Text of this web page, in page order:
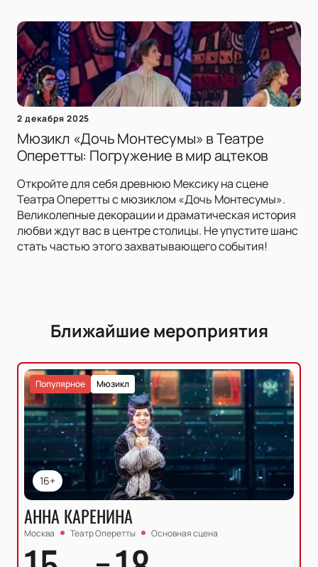
2 декабря 2025
Мюзикл «Дочь Монтесумы» в Театре
Оперетты: Погружение в мир ацтеков
Откройте для себя древнюю Мексику на сцене
Театра Оперетты с мюзиклом «Дочь Монтесумы».
Великолепные декорации и драматическая история
любви ждут вас в центре столицы. Не упустите шанс
стать частью этого захватывающего события!
Ближайшие мероприятия
16+
Мюзикл
Популярное
АННА КАРЕНИНА
Москва Театр Оперетты Основная сцена